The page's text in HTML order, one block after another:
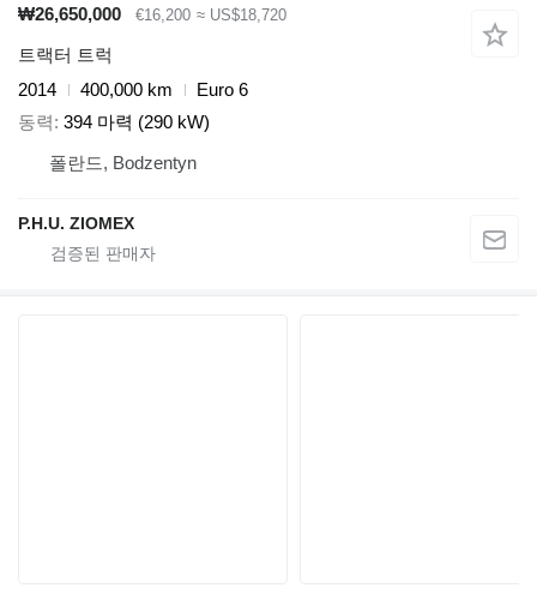
₩26,650,000
€16,200 ≈ US$18,720
트랙터 트럭
2014
400,000 km
Euro 6
동력 394 마력 (290 kW)
폴란드, Bodzentyn
P.H.U. ZIOMEX